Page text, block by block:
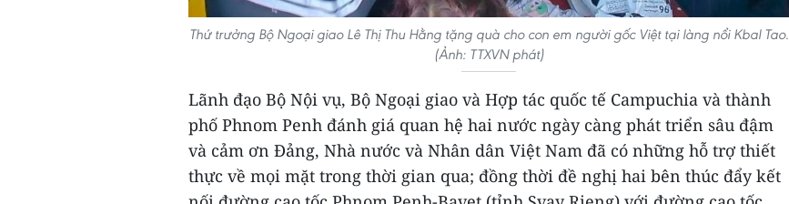
Thứ trưởng Bộ Ngoại giao Lê Thị Thu Hằng tặng quà cho con em người gốc Việt tại làng nổi Kbal Tao.
(Ảnh: TTXVN phát)
Lãnh đạo Bộ Nội vụ, Bộ Ngoại giao và Hợp tác quốc tế Campuchia và thành
phố Phnom Penh đánh giá quan hệ hai nước ngày càng phát triển sâu đậm
và cảm ơn Đảng, Nhà nước và Nhân dân Việt Nam đã có những hỗ trợ thiết
thực về mọi mặt trong thời gian qua; đồng thời đề nghị hai bên thúc đẩy kết